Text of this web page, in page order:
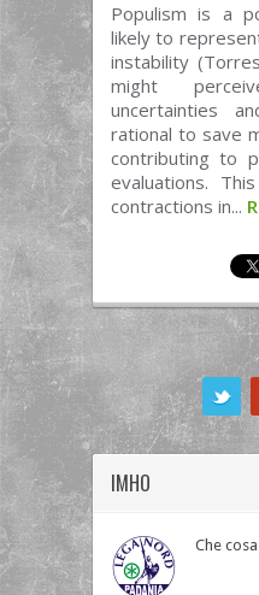
Populism is a
likely to
instability
might
uncertainties
rational to save
contributing to
evaluations.
contractions in...
IMHO
Che